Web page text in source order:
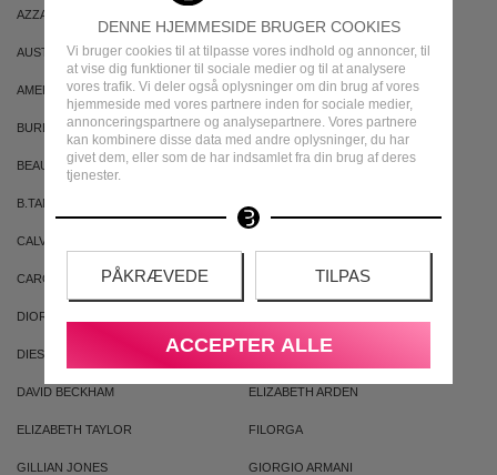
DENNE HJEMMESIDE BRUGER COOKIES
Vi bruger cookies til at tilpasse vores indhold og annoncer, til
at vise dig funktioner til sociale medier og til at analysere
vores trafik. Vi deler også oplysninger om din brug af vores
hjemmeside med vores partnere inden for sociale medier,
annonceringspartnere og analysepartnere. Vores partnere
kan kombinere disse data med andre oplysninger, du har
givet dem, eller som de har indsamlet fra din brug af deres
tjenester.
PÅKRÆVEDE TILPAS
ACCEPTER ALLE
AZZARO
AUSTRALIAN GOLD AUSTRALIAN BODYCARE
AMERICAN CREW ARMAF
BURBERRY BVLGARI
BEAUTE PACIFIQUE BADEANSTALTEN
B.TAN
CALVIN KLEIN
CAROLINA HERRERA
DIOR
DIESEL DOLCE & GABBANA
DAVID BECKHAM ELIZABETH ARDEN
ELIZABETH TAYLOR FILORGA
GILLIAN JONES GIORGIO ARMANI